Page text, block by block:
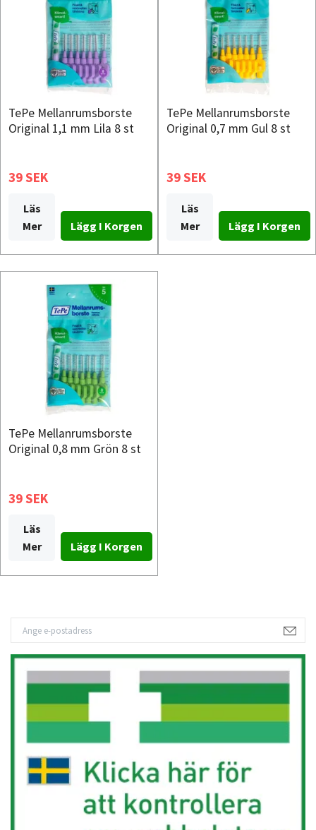
TePe Mellanrumsborste
Original 1,1 mm Lila 8 st
39 SEK
Läs
Mer
TePe Mellanrumsborste
Original 0,7 mm Gul 8 st
39 SEK
Läs
Mer
TePe Mellanrumsborste
Original 0,8 mm Grön 8 st
39 SEK
Läs
Mer